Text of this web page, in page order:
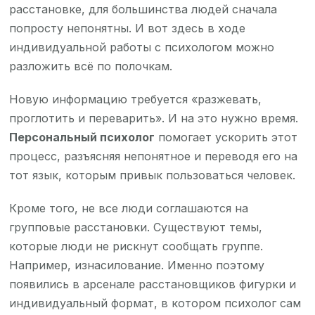
расстановке, для большинства людей сначала
попросту непонятны. И вот здесь в ходе
индивидуальной работы с психологом можно
разложить всё по полочкам.
Новую информацию требуется «разжевать,
проглотить и переварить». И на это нужно время.
Персональный психолог помогает ускорить этот
процесс, разъясняя непонятное и переводя его на
тот язык, которым привык пользоваться человек.
Кроме того, не все люди соглашаются на
групповые расстановки. Существуют темы,
которые люди не рискнут сообщать группе.
Например, изнасилование. Именно поэтому
появились в арсенале расстановщиков фигурки и
индивидуальный формат, в котором психолог сам